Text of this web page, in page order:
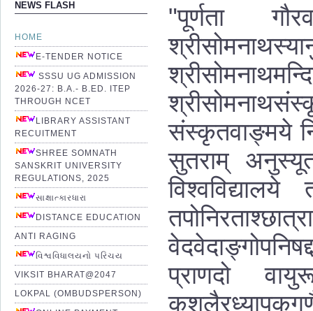
NEWS FLASH
HOME
E-TENDER NOTICE
SSSU UG ADMISSION
2026-27: B.A.- B.ED. ITEP
THROUGH NCET
LIBRARY ASSISTANT
RECUITMENT
SHREE SOMNATH
SANSKRIT UNIVERSITY
REGULATIONS, 2025
સાક્ષાત્કારધારા
DISTANCE EDUCATION
ANTI RAGING
વિશ્વવિધાલયનો પરિચય
VIKSIT BHARAT@2047
LOKPAL (OMBUDSPERSON)
"पूर्णता
संस्कृतवाङ्मये
सुतराम्
विश्वविद्यालये
तपोनिरता
प्राणदो
कुशलैरध्यापकग